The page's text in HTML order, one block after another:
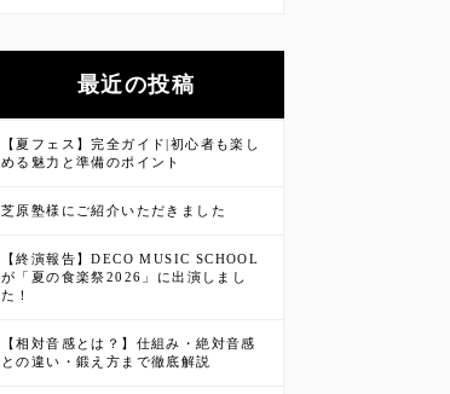
最近の投稿
【夏フェス】完全ガイド|初心者も楽し
める魅力と準備のポイント
芝原塾様にご紹介いただきました
【終演報告】DECO MUSIC SCHOOL
が「夏の食楽祭2026」に出演しまし
た！
【相対音感とは？】仕組み・絶対音感
との違い・鍛え方まで徹底解説